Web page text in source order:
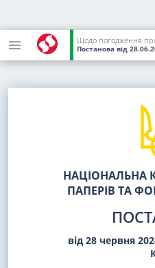
Постанова від
НАЦІОНАЛЬНА
ПАПЕРІВ ТА
від 28 червня